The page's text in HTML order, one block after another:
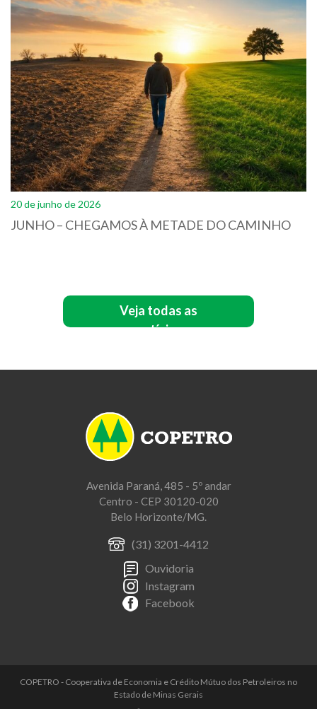
20 de junho de 2026
JUNHO – CHEGAMOS À METADE DO CAMINHO
Veja todas as
notícias
Avenida Paraná, 485 - 5º andar
Centro - CEP 30120-020
Belo Horizonte/MG.
(31) 3201-4412
Ouvidoria
Instagram
Facebook
COPETRO - Cooperativa de Economia e Crédito Mútuo dos Petroleiros no
Estado de Minas Gerais